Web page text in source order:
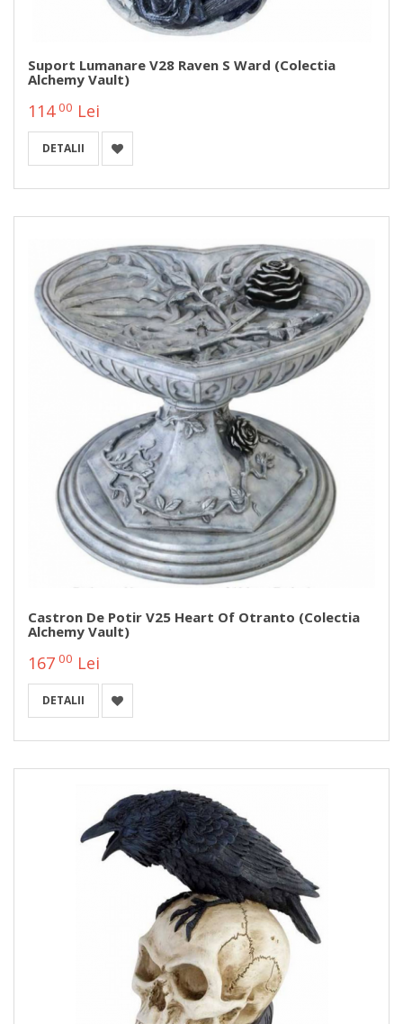
Suport Lumanare V28 Raven S Ward (Colectia
Alchemy Vault)
114 00 Lei
DETALII
Castron De Potir V25 Heart Of Otranto (Colectia
Alchemy Vault)
167 00 Lei
DETALII